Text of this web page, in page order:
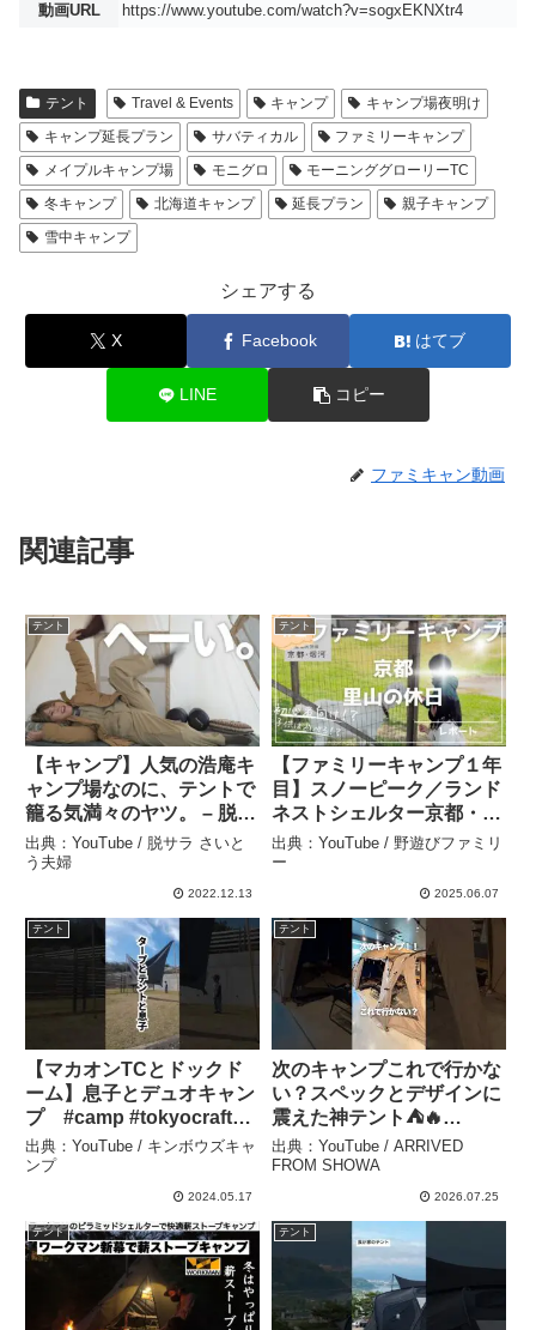
動画URL https://www.youtube.com/watch?v=sogxEKNXtr4
テント Travel & Events キャンプ
キャンプ場夜明け
キャンプ延長プラン
サバティカル
ファミリーキャンプ
メイプルキャンプ場
モニグロ
モーニンググローリーTC
冬キャンプ
北海道キャンプ 延長プラン
親子キャンプ
雪中キャンプ
シェアする
X Facebook はてブ
LINE コピー
ファミキャン動画
関連記事
テント
【キャンプ】人気の浩庵キ
ャンプ場なのに、テントで
籠る気満々のヤツ。 – 脱サ
ラ さいとう夫婦
出典：YouTube / 脱サラ さいと
う夫婦
2022.12.13
テント
【ファミリーキャンプ１年
目】スノーピーク／ランド
ネストシェルター京都・里
山の休日はファミリー向
け！？ – 野遊びファミリー
出典：YouTube / 野遊びファミリ
ー
2025.06.07
テント
【マカオンTCとドックド
ーム】息子とデュオキャン
プ #camp #tokyocrafts –
キンボウズキャンプ
出典：YouTube / キンボウズキャ
ンプ
2024.05.17
テント
次のキャンプこれで行かな
い？スペックとデザインに
震えた神テント⛺️🔥
#shorts – ARRIVED
FROM SHOWA
出典：YouTube / ARRIVED
FROM SHOWA
2026.07.25
テント テント